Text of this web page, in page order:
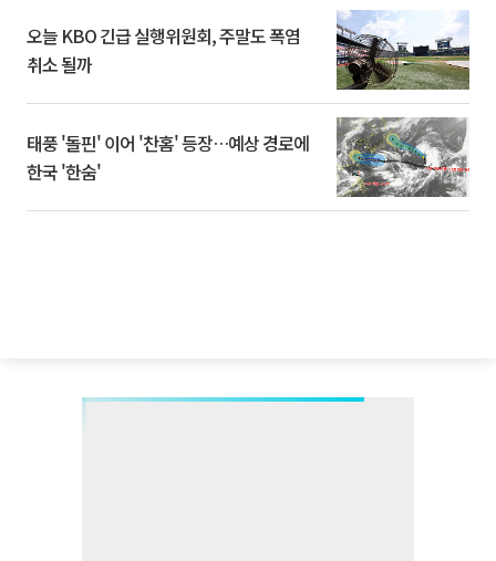
오늘 KBO 긴급 실행위원회, 주말도 폭염
취소 될까
태풍 '돌핀' 이어 '찬홈' 등장…예상 경로에
한국 '한숨'